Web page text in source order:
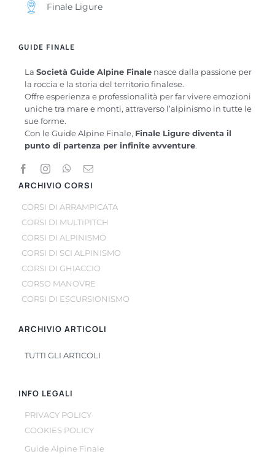
Finale Ligure
GUIDE FINALE
La Società Guide Alpine Finalenasce dalla passione per
la roccia e la storia del territorio finalese.
Offre esperienza e professionalità per far vivere emozioni
uniche tra mare e monti, attraverso l’alpinismo in tutte le
sue forme.
Con le Guide Alpine Finale, Finale Ligure diventa il
punto di partenza per infinite avventure.
ARCHIVIO CORSI
CORSI DI ARRAMPICATA
CORSI DI MULTIPITCH
CORSI DI ALPINISMO
CORSI DI SCI ALPINISMO
CORSI DI GHIACCIO
CORSO MANOVRE
CORSI DI ESCURSIONISMO
ARCHIVIO ARTICOLI
TUTTI GLI ARTICOLI
INFO LEGALI
PRIVACY POLICY
COOKIES POLICY
Guide Alpine Finale